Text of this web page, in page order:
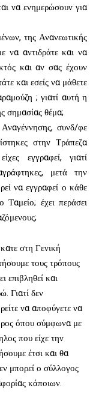
να ενημερώσουν για
της Ανανεωτικής
να αντιδράτε και να
και αν σας έχουν
και εσείς να μάθετε
; γιατί αυτή η
σημασίας θέμα;
συνδ/φε
στην Τράπεζα
εγγραφεί, γιατί
μετά την
να εγγραφεί ο κάθε
έχει περάσει
στη Γενική
τους τρόπους
επιβληθεί και
Γιατί δεν
να αποφύγετε να
όπου σύμφωνα με
που είχε την
έτσι και θα
μπορεί ο σύλλογος
κάποιων.